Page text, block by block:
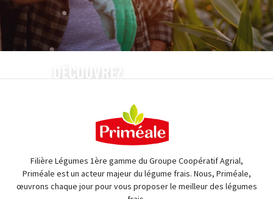
DÉCOUVREZ
EN SAVOIR PLUS
Filière Légumes 1ère gamme du Groupe Coopératif Agrial,
Priméale est un acteur majeur du légume frais. Nous, Priméale,
œuvrons chaque jour pour vous proposer le meilleur des légumes